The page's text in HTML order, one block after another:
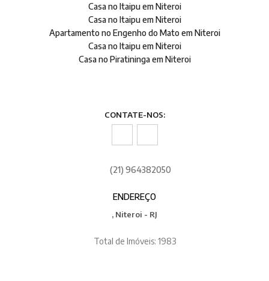
Casa no Itaipu em Niteroi
Casa no Itaipu em Niteroi
Apartamento no Engenho do Mato em Niteroi
Casa no Itaipu em Niteroi
Casa no Piratininga em Niteroi
CONTATE-NOS:
(21) 964382050
ENDEREÇO
, Niteroi - RJ
Total de Imóveis: 1983